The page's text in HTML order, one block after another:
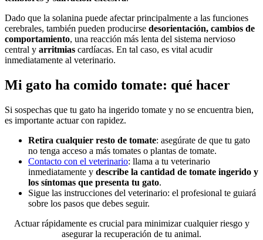
Dado que la solanina puede afectar principalmente a las funciones
cerebrales, también pueden producirse desorientación, cambios de
comportamiento, una reacción más lenta del sistema nervioso
central y arritmias cardíacas. En tal caso, es vital acudir
inmediatamente al veterinario.
Mi gato ha comido tomate: qué hacer
Si sospechas que tu gato ha ingerido tomate y no se encuentra bien,
es importante actuar con rapidez.
Retira cualquier resto de tomate: asegúrate de que tu gato
no tenga acceso a más tomates o plantas de tomate.
Contacto con el veterinario: llama a tu veterinario
inmediatamente y describe la cantidad de tomate ingerido y
los síntomas que presenta tu gato.
Sigue las instrucciones del veterinario: el profesional te guiará
sobre los pasos que debes seguir.
Actuar rápidamente es crucial para minimizar cualquier riesgo y
asegurar la recuperación de tu animal.